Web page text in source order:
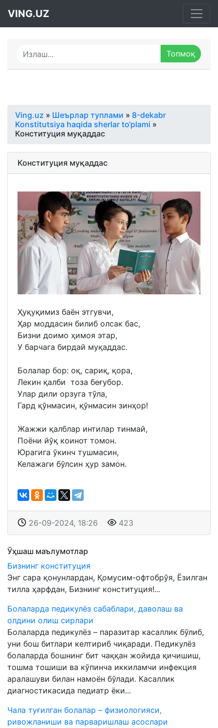
VING.UZ
Ving.uz » Шеърлар туплами » 8-dekabr
Konstitutsiya haqida sherlar to‘plami »
Конституция муқаддас
Конституция муқаддас
Ҳуқуқимиз баён этгувчи,
Ҳар моддасин билиб олсак бас,
Бизни доимо ҳимоя этар,
У барчага бирдай муқаддас.
Болалар бор: оқ, сариқ, қора,
Лекин қалби тоза беғубор.
Улар дили орзуга тўла,
Гард қўнмасин, қўнмасин зинҳор!
Жажжи қалблар интилар тинмай,
Поёни йўқ коинот томон.
Юрагига ўкинч тушмасин,
Келажаги бўлсин ҳур замон.
26-09-2024, 18:26 423
Ўҳшаш маълумотлар
Бизнинг конституция
Энг сара қонунлардан, Қомусим-офтобрўя, Ёзилган
тилла ҳарфдан, Бизнинг конституция!...
Болаларда педикулёз сабаблари, даволаш ва
олдини олиш сирлари
Болаларда педикулёз – паразитар касаллик бўлиб,
уни бош битлари келтириб чиқаради. Педикулёз
болаларда бошнинг бит чаққан жойида қичишиш,
тошма тошиши ва кўпинча иккиламчи инфекция
аралашуви билан намоён бўлади. Касаллик
диагностикасида педиатр ёки...
Чала туғилган болалар – физиологияси,
ривожланиши ва парваришлаш асослари